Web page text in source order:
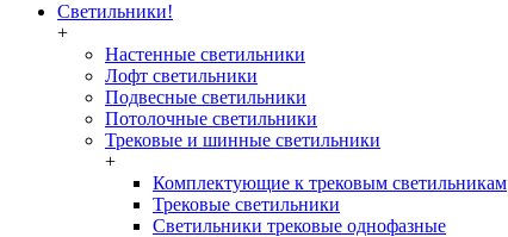
Светильники!
+
Настенные светильники
Лофт светильники
Подвесные светильники
Потолочные светильники
Трековые и шинные светильники
+
Комплектующие к трековым светильникам
Трековые светильники
Светильники трековые однофазные